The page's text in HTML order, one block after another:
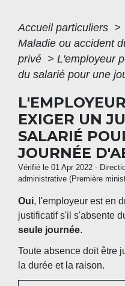
Accueil particuliers >
Maladie ou accident
privé > L'employeur
du salarié pour une
EXIGER UN
SALARIÉ
JOURNÉE
Vérifié le 01 Apr 2022 -
administrative (Première
Oui, l'employeur est en
justificatif s'il s'absente
seule journée.
Toute absence doit être
la durée et la raison.